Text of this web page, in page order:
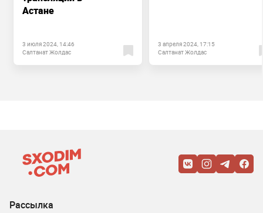
Астане
3 июля 2024, 14:46
Салтанат Жолдас
3 апреля 2024, 17:15
Салтанат Жолдас
Рассылка